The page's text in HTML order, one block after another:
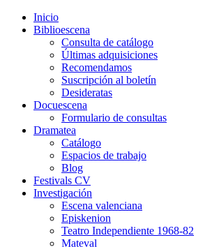
Inicio
Biblioescena
Consulta de catálogo
Últimas adquisiciones
Recomendamos
Suscripción al boletín
Desideratas
Docuescena
Formulario de consultas
Dramatea
Catálogo
Espacios de trabajo
Blog
Festivals CV
Investigación
Escena valenciana
Episkenion
Teatro Independiente 1968-82
Mateval